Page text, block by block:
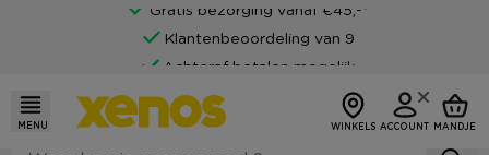
Gratis bezorging vanaf €45,-*
Klantenbeoordeling van 9
Achteraf betalen mogelijk
MENU WINKELS ACCOUNT MANDJE